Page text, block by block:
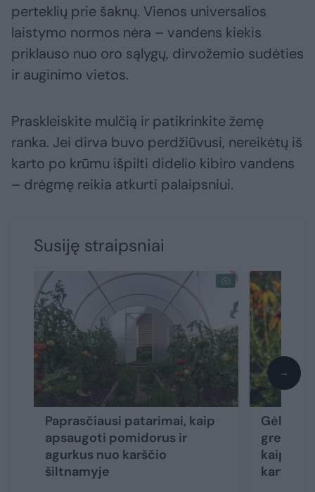
perteklių prie šaknų. Vienos universalios
laistymo normos nėra – vandens kiekis
priklauso nuo oro sąlygų, dirvožemio sudėties
ir auginimo vietos.
Praskleiskite mulčią ir patikrinkite žemę
ranka. Jei dirva buvo perdžiūvusi, nereikėtų iš
karto po krūmu išpilti didelio kibiro vandens
– drėgmę reikia atkurti palaipsniui.
Susiję straipsniai
Paprasčiausi patarimai, kaip
apsaugoti pomidorus ir
agurkus nuo karščio
šiltnamyje
Gėlės
greitai?
kaip
kartą
→